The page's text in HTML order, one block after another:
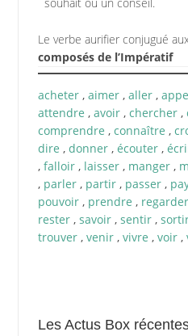
Le verbe aurifier conjugué
composés de l’Impératif
acheter, aimer, aller,
attendre , avoir, chercher,
comprendre , connaître ,
dire , donner, écouter,
, falloir, laisser, manger,
, parler, partir, passer,
pouvoir, prendre , regarder
rester, savoir, sentir,
trouver, venir, vivre , voir,
Les Actus Box